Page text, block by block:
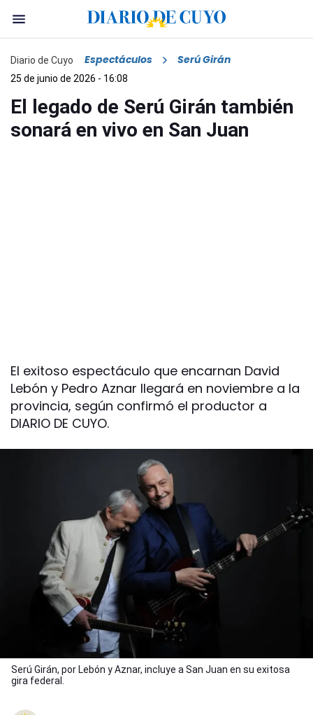
Diario de Cuyo Espectáculos Serú Girán
25 de junio de 2026 - 16:08
El legado de Serú Girán también
sonará en vivo en San Juan
El exitoso espectáculo que encarnan David
Lebón y Pedro Aznar llegará en noviembre a la
provincia, según confirmó el productor a
DIARIO DE CUYO.
Serú Girán, por Lebón y Aznar, incluye a San Juan en su exitosa
gira federal.